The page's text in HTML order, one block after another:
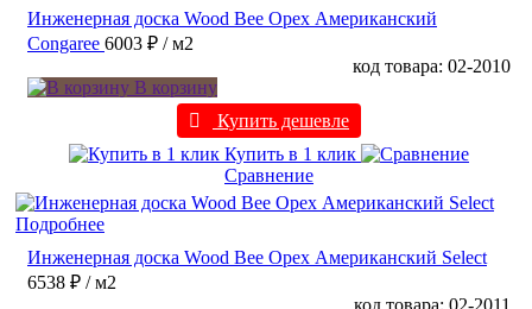
Инженерная доска Wood Bee Орех Американский
Congaree 6003 ₽ / м2
код товара: 02-2010
В корзину
Купить дешевле
Купить в 1 клик
Сравнение
Подробнее
Инженерная доска Wood Bee Орех Американский Select
6538 ₽ / м2
код товара: 02-2011